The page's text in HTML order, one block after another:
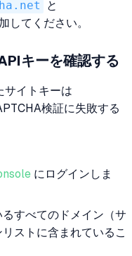
と
してください。
キーを確認する
サイトキーは
検証に失敗する
にログインしま
すべてのドメイン（サ
ストに含まれているこ